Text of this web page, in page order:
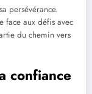
persévérance.
face aux défis avec
du chemin vers
confiance